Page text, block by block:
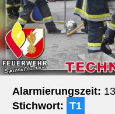
Alarmierungszeit:
Stichwort: T1